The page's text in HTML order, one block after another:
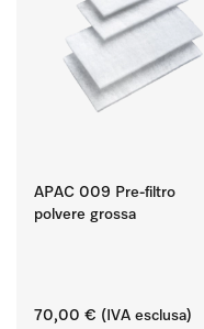
APAC 009 Pre-filtro
polvere grossa
70,00 € (IVA esclusa)